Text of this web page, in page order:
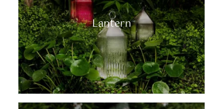
Lantern